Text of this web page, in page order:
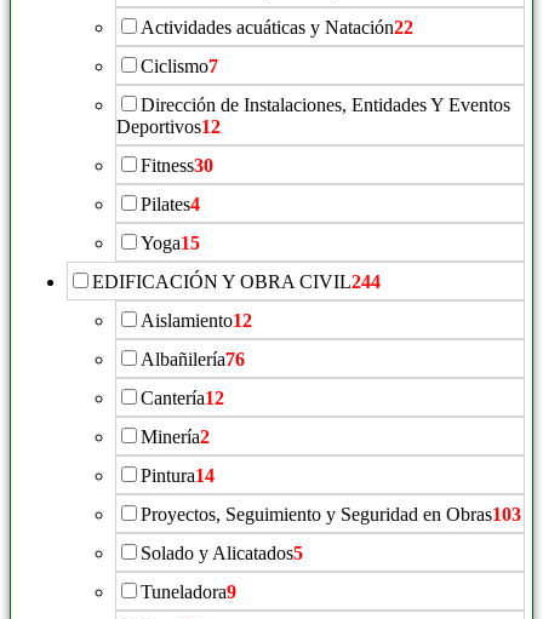
Actividades acuáticas y Natación22
Ciclismo7
Dirección de Instalaciones, Entidades Y Eventos
Deportivos12
Fitness30
Pilates4
Yoga15
EDIFICACIÓN Y OBRA CIVIL244
Aislamiento12
Albañilería76
Cantería12
Minería2
Pintura14
Proyectos, Seguimiento y Seguridad en Obras103
Solado y Alicatados5
Tuneladora9